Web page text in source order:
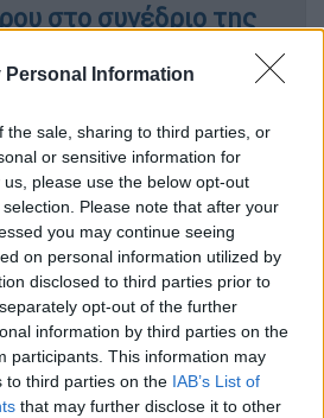
Personal Information
the sale, sharing to third parties, or
or sensitive information for
please use the below opt-out
Please note that after your
you may continue seeing
on personal information utilized by
disclosed to third parties prior to
opt-out of the further
information by third parties on the
participants. This information may
to third parties on the IAB’s List of
that may further disclose it to other
στο συνέδριο της
σε διαβούλευση
των ΑΠΕ
οικονομίας
ότι υπάρχει μια σειρά
πιέζουν νοικοκυριά και
δε τα νοικοκυριά με
της
πωςη ελληνική
να αναπτύσσεται